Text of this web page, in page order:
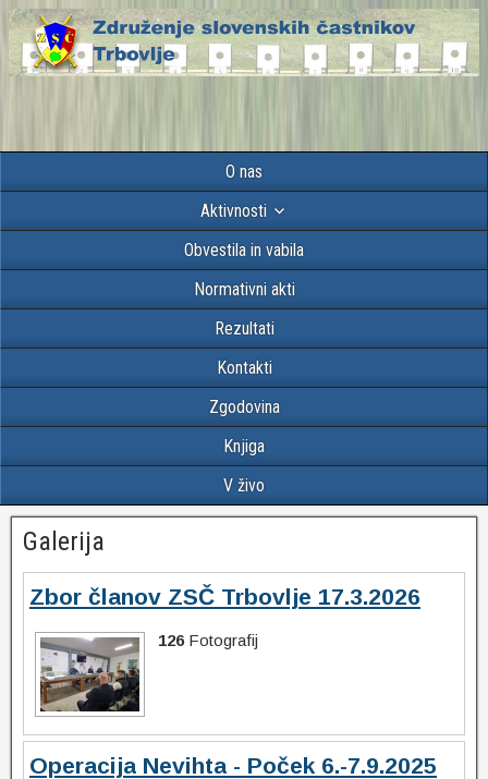
O nas
Aktivnosti
Obvestila in vabila
Normativni akti
Rezultati
Kontakti
Zgodovina
Knjiga
V živo
Galerija
Zbor članov ZSČ Trbovlje 17.3.2026
126Fotografij
Operacija Nevihta - Poček 6.-7.9.2025